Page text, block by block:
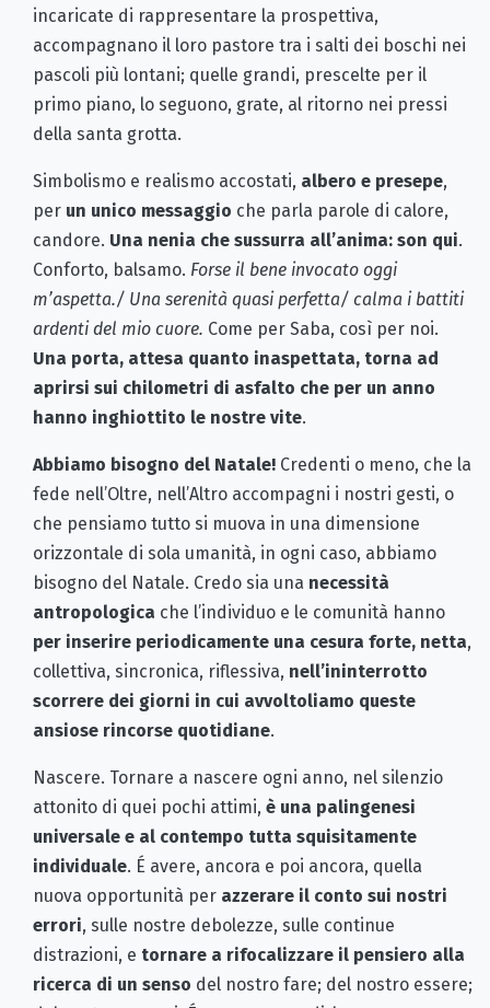
incaricate di rappresentare la prospettiva,
accompagnano il loro pastore tra i salti dei boschi nei
pascoli più lontani; quelle grandi, prescelte per il
primo piano, lo seguono, grate, al ritorno nei pressi
della santa grotta.
Simbolismo e realismo accostati, albero e presepe,
per un unico messaggio che parla parole di calore,
candore. Una nenia che sussurra all’anima: son qui.
Conforto, balsamo. Forse il bene invocato oggi
m’aspetta./ Una serenità quasi perfetta/ calma i battiti
ardenti del mio cuore. Come per Saba, così per noi.
Una porta, attesa quanto inaspettata, torna ad
aprirsi sui chilometri di asfalto che per un anno
hanno inghiottito le nostre vite.
Abbiamo bisogno del Natale! Credenti o meno, che la
fede nell’Oltre, nell’Altro accompagni i nostri gesti, o
che pensiamo tutto si muova in una dimensione
orizzontale di sola umanità, in ogni caso, abbiamo
bisogno del Natale. Credo sia una necessità
antropologica che l’individuo e le comunità hanno
per inserire periodicamente una cesura forte, netta,
collettiva, sincronica, riflessiva, nell’ininterrotto
scorrere dei giorni in cui avvoltoliamo queste
ansiose rincorse quotidiane.
Nascere. Tornare a nascere ogni anno, nel silenzio
attonito di quei pochi attimi, è una palingenesi
universale e al contempo tutta squisitamente
individuale. É avere, ancora e poi ancora, quella
nuova opportunità per azzerare il conto sui nostri
errori, sulle nostre debolezze, sulle continue
distrazioni, e tornare a rifocalizzare il pensiero alla
ricerca di un senso del nostro fare; del nostro essere;